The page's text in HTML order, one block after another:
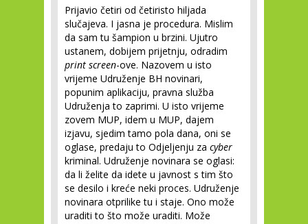
Prijavio četiri od četiristo hiljada
slučajeva. I jasna je procedura. Mislim
da sam tu šampion u brzini. Ujutro
ustanem, dobijem prijetnju, odradim
print screen-ove. Nazovem u isto
vrijeme Udruženje BH novinari,
popunim aplikaciju, pravna služba
Udruženja to zaprimi. U isto vrijeme
zovem MUP, idem u MUP, dajem
izjavu, sjedim tamo pola dana, oni se
oglase, predaju to Odjeljenju za cyber
kriminal. Udruženje novinara se oglasi:
da li želite da idete u javnost s tim što
se desilo i kreće neki proces. Udruženje
novinara otprilike tu i staje. Ono može
uraditi to što može uraditi. Može